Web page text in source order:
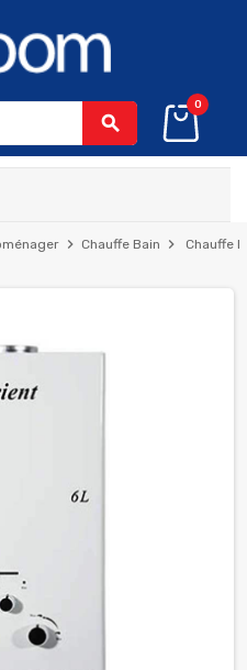
search
0
chevron_right Chauffe Bain chevron_right Chauffe